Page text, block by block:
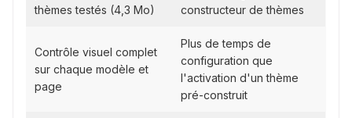
thèmes testés (4,3 Mo)
constructeur de thèmes
Contrôle visuel complet
sur chaque modèle et
page
Plus de temps de
configuration que
l'activation d'un thème
pré-construit